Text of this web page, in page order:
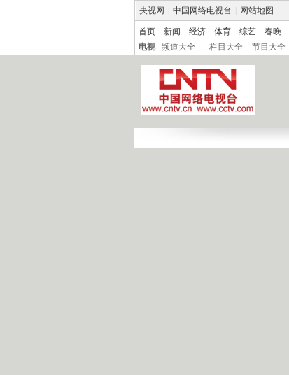
央视网 中国网络电视台 网站地图
首页 新闻 经济 体育 综艺 春晚
电视
频道大全 栏目大全 节目大全